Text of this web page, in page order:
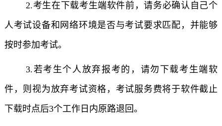
2.考生在下载考生端软件前，请务必确认自己个
人考试设备和网络环境是否与考试要求匹配，并能够
按时参加考试。
3.若考生个人放弃报考的，请勿下载考生端软
件，则视为放弃考试资格，考试服务费将于软件截止
下载时点后3个工作日内原路退回。